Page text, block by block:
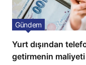
Yurt dışından
getirmenin
Gündem